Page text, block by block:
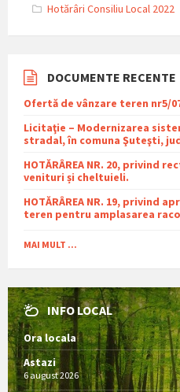
Hotărâri Consiliu Local 2022
DOCUMENTE RECENTE
Ofertă de vânzare teren nr5/
Licitaţie – Modernizarea
stradal, în comuna Şuteşti,
HOTĂRÂREA NR. 20, privind
venituri și cheltuieli.
HOTĂRÂREA NR. 19, privind
teren pentru amplasarea
comuna Sutești.
MAI MULT ...
INFO LOCAL
Ora locala
Astazi
6 august 2026